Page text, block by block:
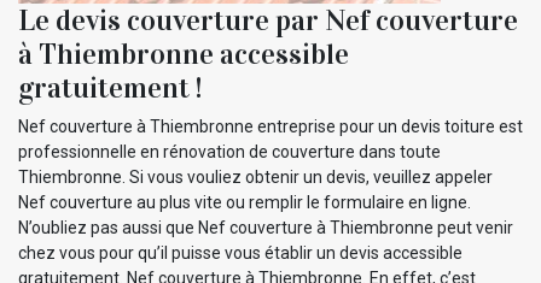
Le devis couverture par Nef couverture
à Thiembronne accessible
gratuitement !
Nef couverture à Thiembronne entreprise pour un devis toiture est
professionnelle en rénovation de couverture dans toute
Thiembronne. Si vous vouliez obtenir un devis, veuillez appeler
Nef couverture au plus vite ou remplir le formulaire en ligne.
N’oubliez pas aussi que Nef couverture à Thiembronne peut venir
chez vous pour qu’il puisse vous établir un devis accessible
gratuitement. Nef couverture à Thiembronne. En effet, c’est